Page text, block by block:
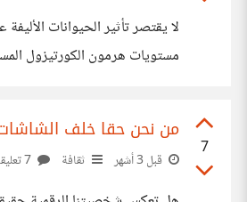
لا يقتصر تأثير الحيوانات
مستويات هرمون الكورتيزول
7
من نحن حقا خلف
قبل 3 أشهر ثقافة